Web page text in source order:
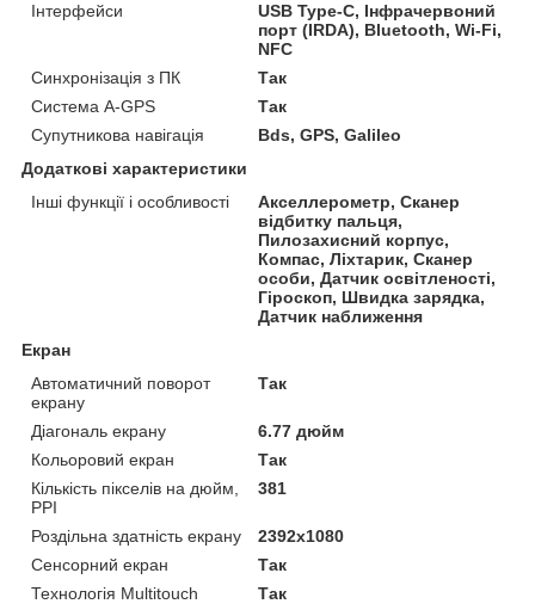
Інтерфейси
USB Type-C, Інфрачервоний
порт (IRDA), Bluetooth, Wi-Fi,
NFC
Синхронізація з ПК
Так
Система A-GPS
Так
Супутникова навігація
Bds, GPS, Galileo
Додаткові характеристики
Інші функції і особливості
Акселлерометр, Сканер
відбитку пальця,
Пилозахисний корпус,
Компас, Ліхтарик, Сканер
особи, Датчик освітленості,
Гіроскоп, Швидка зарядка,
Датчик наближення
Екран
Автоматичний поворот
екрану
Так
Діагональ екрану
6.77 дюйм
Кольоровий екран
Так
Кількість пікселів на дюйм,
PPI
381
Роздільна здатність екрану
2392x1080
Сенсорний екран
Так
Технологія Multitouch
Так